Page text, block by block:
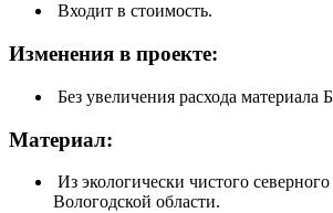
Входит в стоимость.
Изменения в проекте:
Без увеличения расхода
Материал:
Из экологически чистого
Вологодской области.